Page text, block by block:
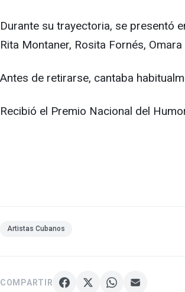
Durante su trayectoria, se presentó
Rita Montaner, Rosita Fornés,
Antes de retirarse, cantaba
Recibió el Premio Nacional del
Artistas Cubanos
COMPARTIR